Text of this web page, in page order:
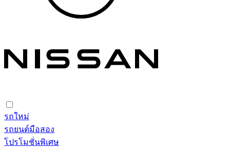
รถใหม่
รถยนต์มือสอง
โปรโมชั่นพิเศษ